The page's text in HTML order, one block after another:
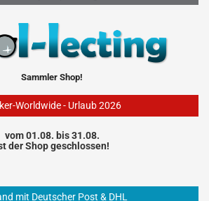
Sammler Shop!
Worldwide - Urlaub 2026
vom 01.08. bis 31.08.
der Shop geschlossen!
mit Deutscher Post & DHL